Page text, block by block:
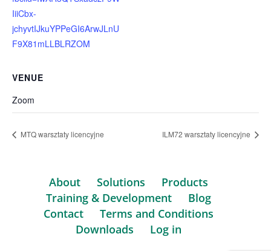
IiiCbx-
jchyvtIJkuYPPeGI6ArwJLnU
F9X81mLLBLRZOM
VENUE
Zoom
MTQ warsztaty licencyjne ILM72 warsztaty licencyjne
About Solutions
Products
Training & Development
Blog
Contact
Terms and Conditions
Downloads
Log in